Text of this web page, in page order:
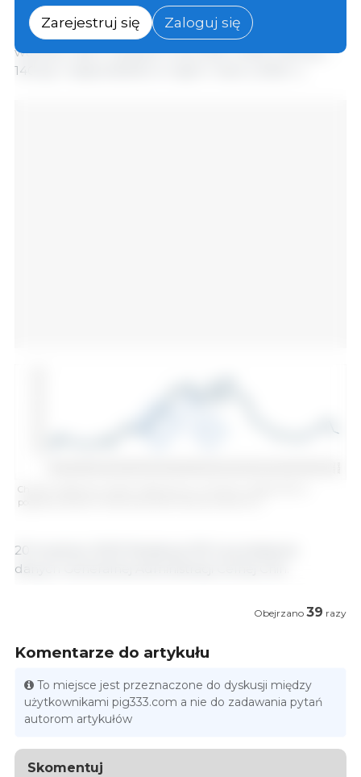
tys. t wieprzowiny, ponieważ w lutym i marcu import
ten spadł odpowiednio do 160 tys. t i 150 tys. t, czyli
wartości nieco wyższych niż przed rokiem (130 tys. i
140 tys. t odpowiednio w lutym i marcu 2022 r.).
Chiński miesięczny import wieprzowiny (w tonach). Źródło: 333 na
podstawie danych Generalnej Administracji Celnej Chin.
20 kwietnia, 2023/ Redakcja 333 na podstawie
danych Generalnej Administracji Celnej Chin.
Zarejestruj się Zaloguj się
Obejrzano 39 razy
Komentarze do artykułu
To miejsce jest przeznaczone do dyskusji między
użytkownikami pig333.com a nie do zadawania pytań
autorom artykułów
Skomentuj